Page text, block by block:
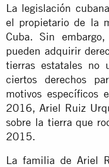
La legislación
el propietario de la
Cuba. Sin
pueden adquirir
tierras estatales no
ciertos derechos
motivos específicos
2016, Ariel Ruiz
sobre la tierra que
2015.
La familia de Ariel